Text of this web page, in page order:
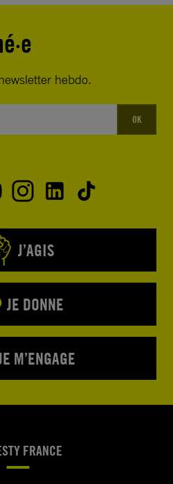
hebdo.
OK
J’AGIS
JE DONNE
M’ENGAGE
FRANCE